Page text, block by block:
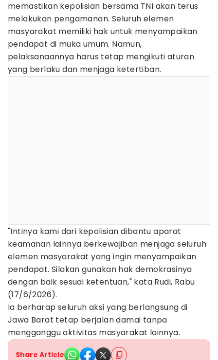
memastikan kepolisian bersama TNI akan terus
melakukan pengamanan. Seluruh elemen
masyarakat memiliki hak untuk menyampaikan
pendapat di muka umum. Namun,
pelaksanaannya harus tetap mengikuti aturan
yang berlaku dan menjaga ketertiban.
"Intinya kami dari kepolisian dibantu aparat
keamanan lainnya berkewajiban menjaga seluruh
elemen masyarakat yang ingin menyampaikan
pendapat. Silakan gunakan hak demokrasinya
dengan baik sesuai ketentuan," kata Rudi, Rabu
(17/6/2026).
Ia berharap seluruh aksi yang berlangsung di
Jawa Barat tetap berjalan damai tanpa
mengganggu aktivitas masyarakat lainnya.
Share Article